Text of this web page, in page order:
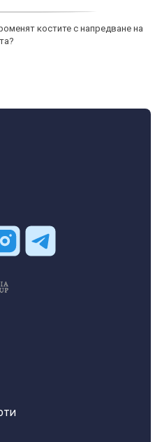
костите с напредване на